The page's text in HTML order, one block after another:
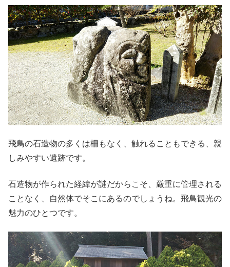
飛鳥の石造物の多くは柵もなく、触れることもできる、親
しみやすい遺跡です。
石造物が作られた経緯が謎だからこそ、厳重に管理される
ことなく、自然体でそこにあるのでしょうね。飛鳥観光の
魅力のひとつです。